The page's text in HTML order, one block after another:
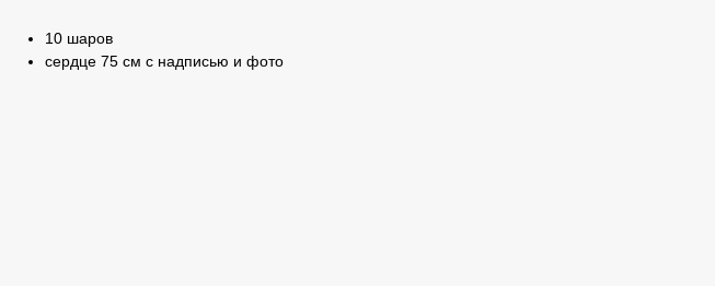
10 шаров
сердце 75 см с надписью и фото